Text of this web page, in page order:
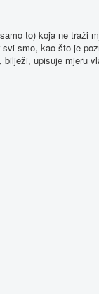
to) koja ne traži
smo, kao što je
upisuje mjeru